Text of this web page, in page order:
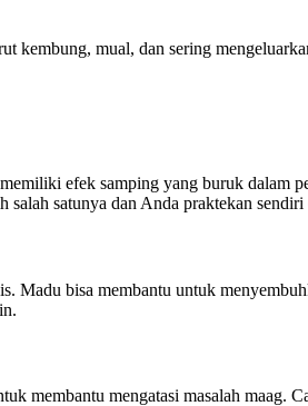
kembung, mual, dan sering
efek samping yang buruk dalam
salah satunya dan Anda praktekan
Madu bisa membantu untuk
membantu mengatasi masalah maag.